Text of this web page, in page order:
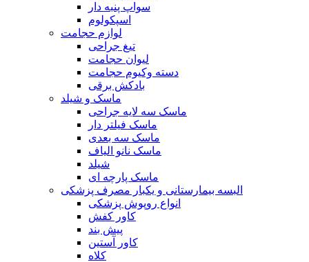
سواپ پنبه دار
اسپکولوم
لوازم حجامت
تیغ جراحی
لیوان حجامت
دسته وکیوم حجامت
بادکش برقی
ماسک و شیلد
ماسک سه لایه جراحی
ماسک فیلتر دار
ماسک سه بعدی
ماسک نانو الیاف
شیلد
ماسک پارچه ای
البسه بیمارستانی و یکبار مصرف پزشکی
انواع روپوش پزشکی
کاور کفش
پیش بند
کاور آستین
کلاه